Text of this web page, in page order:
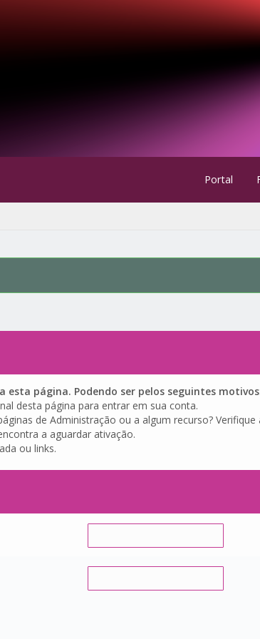
Portal
página. Podendo ser pelos seguintes
desta página para entrar em sua conta.
de Administração ou a algum recurso?
a aguardar ativação.
ou links.